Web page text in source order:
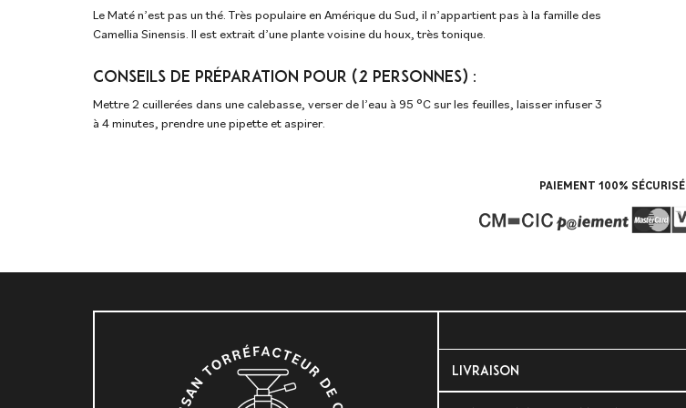
Le Maté n’est pas un thé. Très populaire en Amérique du Sud, il n’appartient pas à la famille des
Camellia Sinensis. Il est extrait d’une plante voisine du houx, très tonique.
CONSEILS DE PRÉPARATION POUR (2 PERSONNES) :
Mettre 2 cuillerées dans une calebasse, verser de l’eau à 95 °C sur les feuilles, laisser infuser 3
à 4 minutes, prendre une pipette et aspirer.
PAIEMENT 100% SÉCURISÉ
LIVRAISON